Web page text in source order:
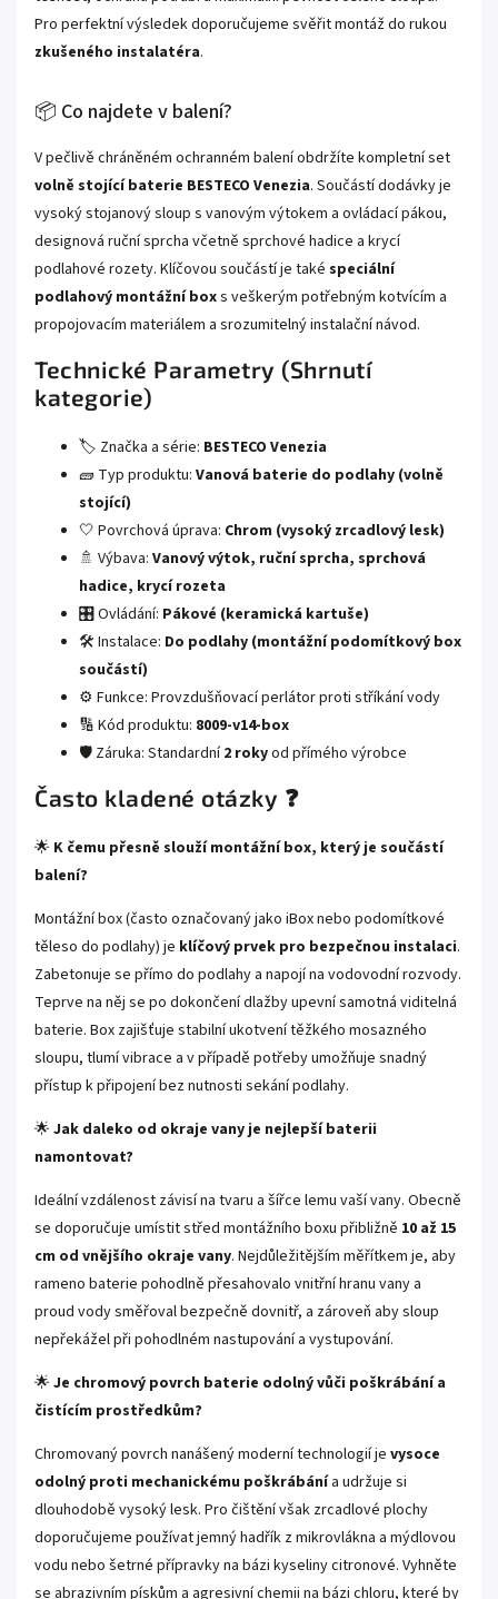
Pro perfektní výsledek doporučujeme svěřit montáž do rukou
zkušeného instalatéra.
📦 Co najdete v balení?
V pečlivě chráněném ochranném balení obdržíte kompletní set
volně stojící baterie BESTECO Venezia. Součástí dodávky je
vysoký stojanový sloup s vanovým výtokem a ovládací pákou,
designová ruční sprcha včetně sprchové hadice a krycí
podlahové rozety. Klíčovou součástí je také speciální
podlahový montážní boxs veškerým potřebným kotvícím a
propojovacím materiálem a srozumitelný instalační návod.
Technické Parametry (Shrnutí
kategorie)
🏷️ Značka a série: BESTECO Venezia
🧱 Typ produktu: Vanová baterie do podlahy (volně
stojící)
🤍 Povrchová úprava: Chrom (vysoký zrcadlový lesk)
🚿 Výbava: Vanový výtok, ruční sprcha, sprchová
hadice, krycí rozeta
🎛️ Ovládání: Pákové (keramická kartuše)
🛠️ Instalace: Do podlahy (montážní podomítkový box
součástí)
⚙️ Funkce: Provzdušňovací perlátor proti stříkání vody
🔢 Kód produktu: 8009-v14-box
🛡️ Záruka: Standardní2 rokyod přímého výrobce
Často kladené otázky ❓
🌟 K čemu přesně slouží montážní box, který je součástí
balení?
Montážní box (často označovaný jako iBox nebo podomítkové
těleso do podlahy) je klíčový prvek pro bezpečnou instalaci.
Zabetonuje se přímo do podlahy a napojí na vodovodní rozvody.
Teprve na něj se po dokončení dlažby upevní samotná viditelná
baterie. Box zajišťuje stabilní ukotvení těžkého mosazného
sloupu, tlumí vibrace a v případě potřeby umožňuje snadný
přístup k připojení bez nutnosti sekání podlahy.
🌟 Jak daleko od okraje vany je nejlepší baterii
namontovat?
Ideální vzdálenost závisí na tvaru a šířce lemu vaší vany. Obecně
se doporučuje umístit střed montážního boxu přibližně 10 až 15
cm od vnějšího okraje vany. Nejdůležitějším měřítkem je, aby
rameno baterie pohodlně přesahovalo vnitřní hranu vany a
proud vody směřoval bezpečně dovnitř, a zároveň aby sloup
nepřekážel při pohodlném nastupování a vystupování.
🌟 Je chromový povrch baterie odolný vůči poškrábání a
čistícím prostředkům?
Chromovaný povrch nanášený moderní technologií je vysoce
odolný proti mechanickému poškrábánía udržuje si
dlouhodobě vysoký lesk. Pro čištění však zrcadlové plochy
doporučujeme používat jemný hadřík z mikrovlákna a mýdlovou
vodu nebo šetrné přípravky na bázi kyseliny citronové. Vyhněte
se abrazivním pískům a agresivní chemii na bázi chloru, které by